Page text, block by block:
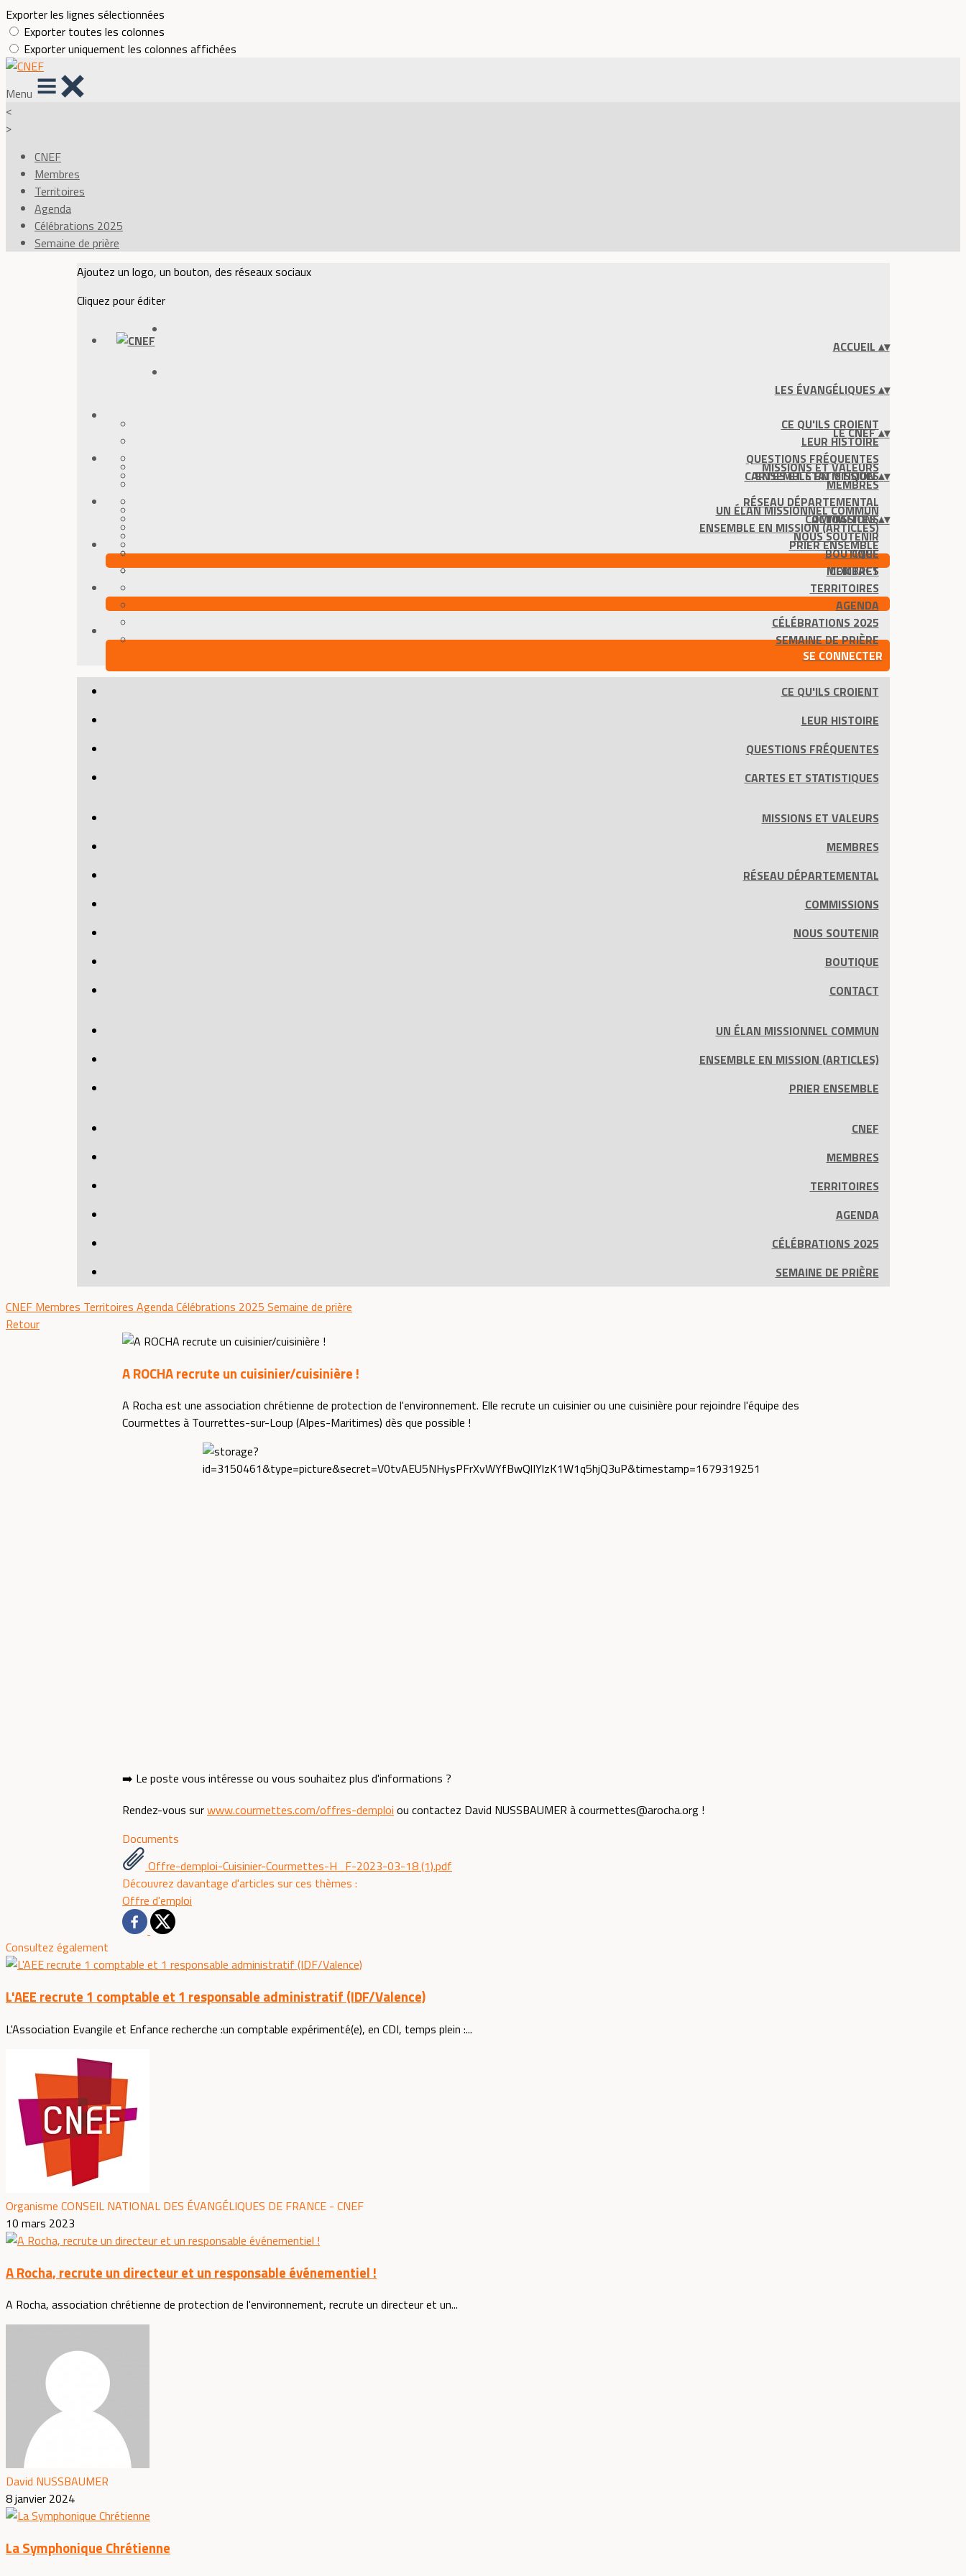
Exporter les lignes sélectionnées
Exporter toutes les colonnes
Exporter uniquement les colonnes affichées
Menu
<
>
CNEF
Membres
Territoires
Agenda
Célébrations 2025
Semaine de prière
Ajoutez un logo, un bouton, des réseaux sociaux
Cliquez pour éditer
ACCUEIL ▴▾
LES ÉVANGÉLIQUES ▴▾
CE QU'ILS CROIENT
LEUR HISTOIRE
QUESTIONS FRÉQUENTES
CARTES ET STATISTIQUES
LE CNEF▴▾
MISSIONS ET VALEURS
MEMBRES
RÉSEAU DÉPARTEMENTAL
COMMISSIONS
NOUS SOUTENIR
BOUTIQUE
CONTACT
ENSEMBLE EN MISSION▴▾
UN ÉLAN MISSIONNEL COMMUN
ENSEMBLE EN MISSION (ARTICLES)
PRIER ENSEMBLE
ACTUALITÉS▴▾
CNEF
MEMBRES
TERRITOIRES
AGENDA
CÉLÉBRATIONS 2025
SEMAINE DE PRIÈRE
SE CONNECTER
CE QU'ILS CROIENT
LEUR HISTOIRE
QUESTIONS FRÉQUENTES
CARTES ET STATISTIQUES
MISSIONS ET VALEURS
MEMBRES
RÉSEAU DÉPARTEMENTAL
COMMISSIONS
NOUS SOUTENIR
BOUTIQUE
CONTACT
UN ÉLAN MISSIONNEL COMMUN
ENSEMBLE EN MISSION (ARTICLES)
PRIER ENSEMBLE
CNEF
MEMBRES
TERRITOIRES
AGENDA
CÉLÉBRATIONS 2025
SEMAINE DE PRIÈRE
CNEF Membres Territoires AgendaCélébrations 2025 Semaine de prière
Retour
A ROCHA recrute un cuisinier/cuisinière !
A Rocha est une association chrétienne de protection de l'environnement. Elle recrute un cuisinier ou une cuisinière pour rejoindre l'équipe des
Courmettes à Tourrettes-sur-Loup (Alpes-Maritimes) dès que possible !
➡️ Le poste vous intéresse ou vous souhaitez plus d'informations ?
Rendez-vous surwww.courmettes.com/offres-demploi ou contactez David NUSSBAUMER à courmettes@arocha.org !
Documents
Offre-demploi-Cuisinier-Courmettes-H_F-2023-03-18 (1).pdf
Découvrez davantage d'articles sur ces thèmes :
Offre d'emploi
Consultez également
L'AEE recrute 1 comptable et 1 responsable administratif (IDF/Valence)
L'Association Evangile et Enfance recherche :un comptable expérimenté(e), en CDI, temps plein :...
Organisme CONSEIL NATIONAL DES ÉVANGÉLIQUES DE FRANCE - CNEF
10 mars 2023
A Rocha, recrute un directeur et un responsable événementiel !
A Rocha, association chrétienne de protection de l'environnement, recrute un directeur et un...
David NUSSBAUMER
8 janvier 2024
La Symphonique Chrétienne